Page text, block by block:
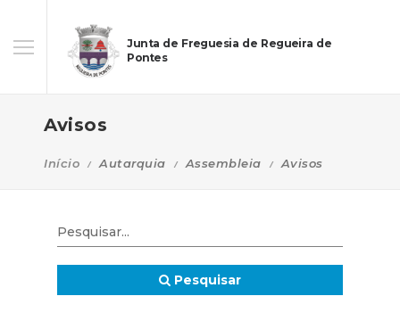
Junta de Freguesia de Regueira de
Pontes
Avisos
Início Autarquia Assembleia Avisos
Pesquisar